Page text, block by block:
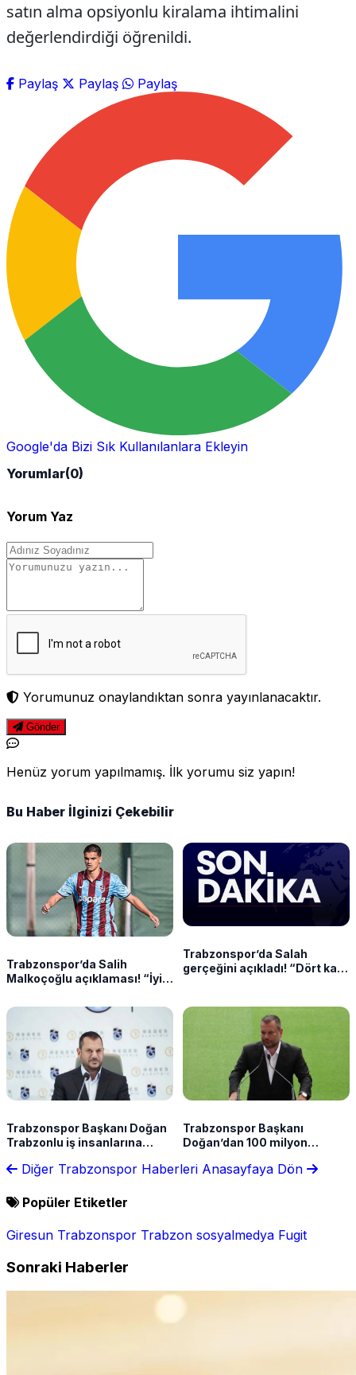
satın alma opsiyonlu kiralama ihtimalini
değerlendirdiği öğrenildi.
Paylaş Paylaş Paylaş
Google'da Bizi Sık Kullanılanlara Ekleyin
Yorumlar(0)
Yorum Yaz
Yorumunuz onaylandıktan sonra yayınlanacaktır.
Gönder
Henüz yorum yapılmamış. İlk yorumu siz yapın!
Bu Haber İlginizi Çekebilir
Trabzonspor’da Salih
Malkoçoğlu açıklaması! “İyi
Trabzonspor’da Salah
gerçeğini açıkladı! “Dört katı
Trabzonspor Başkanı Doğan
Trabzonlu iş insanlarına
ucundayım”
Trabzonspor Başkanı
Doğan’dan 100 milyon
Diğer Trabzonspor Haberleri Anasayfaya Dön
Popüler Etiketler
Giresun Trabzonspor Trabzon sosyalmedya Fugit
Sonraki Haberler